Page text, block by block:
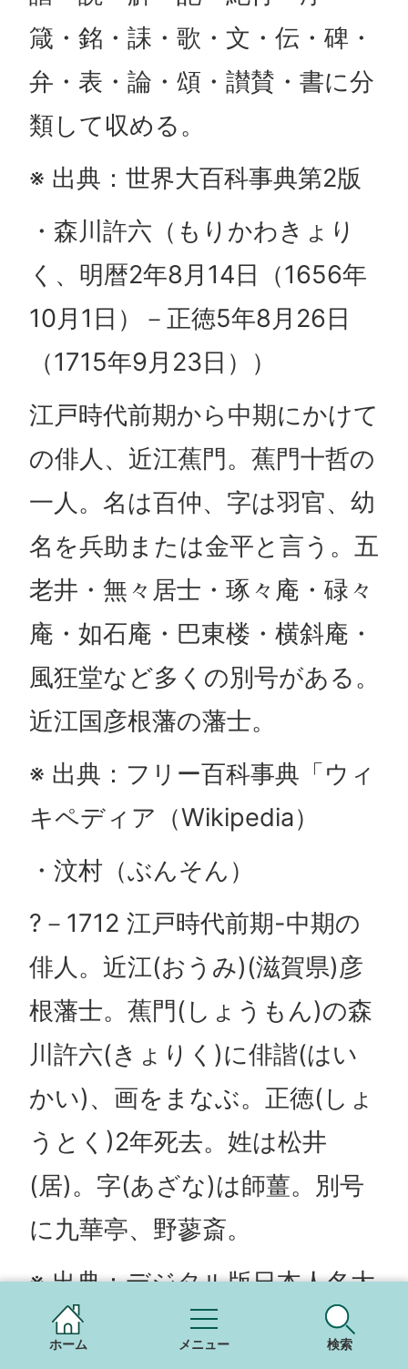
ホーム メニュー 検索
箴・銘・誄・歌・文・伝・碑・
弁・表・論・頌・讃賛・書に分
類して収める。
※ 出典：世界大百科事典第2版
・森川許六（もりかわきょり
く、明暦2年8月14日（1656年
10月1日）－正徳5年8月26日
（1715年9月23日））
江戸時代前期から中期にかけて
の俳人、近江蕉門。蕉門十哲の
一人。名は百仲、字は羽官、幼
名を兵助または金平と言う。五
老井・無々居士・琢々庵・碌々
庵・如石庵・巴東楼・横斜庵・
風狂堂など多くの別号がある。
近江国彦根藩の藩士。
※ 出典：フリー百科事典「ウィ
キペディア（Wikipedia）
・汶村（ぶんそん）
?－1712 江戸時代前期-中期の
俳人。近江(おうみ)(滋賀県)彦
根藩士。蕉門(しょうもん)の森
川許六(きょりく)に俳諧(はい
かい)、画をまなぶ。正徳(しょ
うとく)2年死去。姓は松井
(居)。字(あざな)は師薑。別号
に九華亭、野蓼斎。
※ 出典：デジタル版日本人名大
辞典＋Plusの解説